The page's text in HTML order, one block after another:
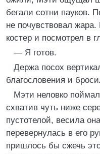
бегали сотни пауков.
не почувствовал
костер и посмотрел в
— Я готов.
Держа посох
благословения и
Мэти неловко
схватив чуть ниже
пустотелой, весила
перевернулась в его
пришлось бы сжечь